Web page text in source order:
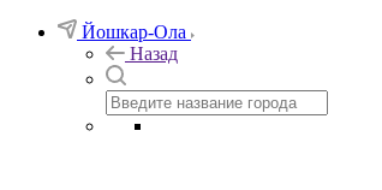
Йошкар-Ола
Назад